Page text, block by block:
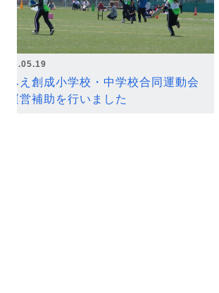
2026.05.19
なみえ創成小学校・中学校合同運動会
の運営補助を行いました